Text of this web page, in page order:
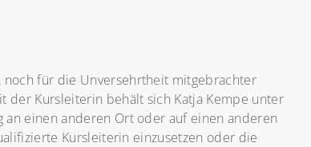
für die Unversehrtheit mitgebrachter
der Kursleiterin behält sich Katja Kempe unter
an einen anderen Ort oder auf einen anderen
Kursleiterin einzusetzen oder die